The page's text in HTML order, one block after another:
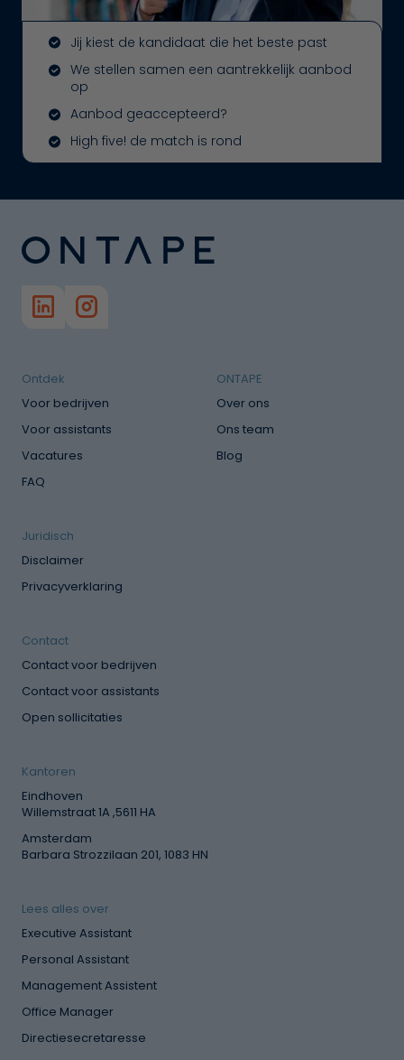
Jij kiest de kandidaat die het beste past
We stellen samen een aantrekkelijk aanbod
op
Aanbod geaccepteerd?
High five! de match is rond
Ontdek
Voor bedrijven
Voor assistants
Vacatures
FAQ
ONTAPE
Over ons
Ons team
Blog
Juridisch
Disclaimer
Privacyverklaring
Contact
Contact voor bedrijven
Contact voor assistants
Open sollicitaties
Kantoren
Eindhoven
Willemstraat 1A ,5611 HA
Amsterdam
Barbara Strozzilaan 201, 1083 HN
Lees alles over
Executive Assistant
Personal Assistant
Management Assistent
Office Manager
Directiesecretaresse